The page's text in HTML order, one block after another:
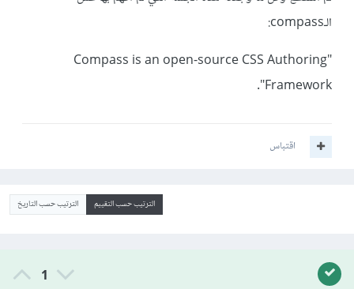
الـcompass:
"Compass is an open-source CSS Authoring
Framework".
اقتباس
الترتيب حسب التقييم الترتيب حسب التاريخ
1